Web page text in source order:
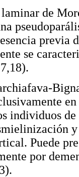
de
previa
se
individuos
Puede
por